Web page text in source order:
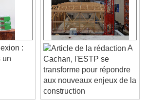
Area Background
Opacity
:
Cachan, l'ESTP se
transforme pour répondre
aux nouveaux enjeux de la
construction